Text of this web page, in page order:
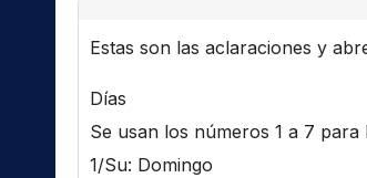
Estas son las aclaraciones y
Días
Se usan los números 1 a 7 para
1/Su: Domingo